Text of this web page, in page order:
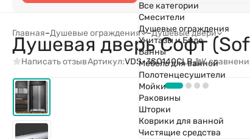
Все категории
Смесители
Душевые ограждения
Унитазы и Биде
Ванны
Мебель для ванной
Полотенцесушители
Мойки
Раковины
Шторки
Коврики для ванной
Чистящие средства
Главная–Душевые ограждения –Душевые двери
Душевая дверь Софт
Написать отзывАртикул:VDS-3SO140CLB К